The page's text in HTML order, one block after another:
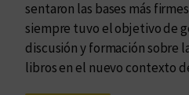
d
e
E
d
e
r
i
e
Z
sentaron las bases más
siempre tuvo el objetivo de
discusión y formación sobre
libros en el nuevo contexto